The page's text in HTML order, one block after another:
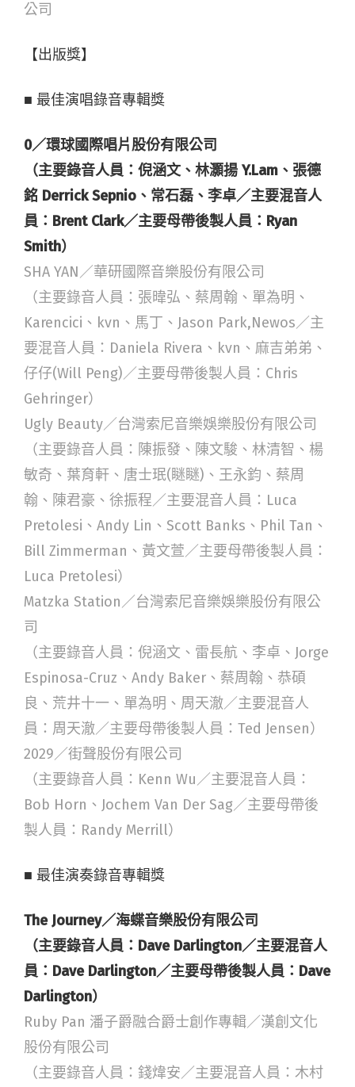
公司
【出版獎】
■ 最佳演唱錄音專輯獎
0／環球國際唱片股份有限公司
（主要錄音人員：倪涵文、林灝揚 Y.Lam、張德
銘 Derrick Sepnio、常石磊、李卓／主要混音人
員：Brent Clark／主要母帶後製人員：Ryan
Smith）
SHA YAN／華研國際音樂股份有限公司
（主要錄音人員：張暐弘、蔡周翰、單為明、
Karencici、kvn、馬丁、Jason Park,Newos／主
要混音人員：Daniela Rivera、kvn、麻吉弟弟、
仔仔(Will Peng)／主要母帶後製人員：Chris
Gehringer）
Ugly Beauty／台灣索尼音樂娛樂股份有限公司
（主要錄音人員：陳振發、陳文駿、林清智、楊
敏奇、葉育軒、唐士珉(瞇瞇)、王永鈞、蔡周
翰、陳君豪、徐振程／主要混音人員：Luca
Pretolesi、Andy Lin、Scott Banks、Phil Tan、
Bill Zimmerman、黃文萱／主要母帶後製人員：
Luca Pretolesi）
Matzka Station／台灣索尼音樂娛樂股份有限公
司
（主要錄音人員：倪涵文、雷長航、李卓、Jorge
Espinosa-Cruz、Andy Baker、蔡周翰、恭碩
良、荒井十一、單為明、周天澈／主要混音人
員：周天澈／主要母帶後製人員：Ted Jensen）
2029／街聲股份有限公司
（主要錄音人員：Kenn Wu／主要混音人員：
Bob Horn、Jochem Van Der Sag／主要母帶後
製人員：Randy Merrill）
■ 最佳演奏錄音專輯獎
The Journey／海蝶音樂股份有限公司
（主要錄音人員：Dave Darlington／主要混音人
員：Dave Darlington／主要母帶後製人員：Dave
Darlington）
Ruby Pan 潘子爵融合爵士創作專輯／漢創文化
股份有限公司
（主要錄音人員：錢煒安／主要混音人員：木村